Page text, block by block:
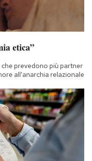
etica”
prevedono più partner
all'anarchia relazionale